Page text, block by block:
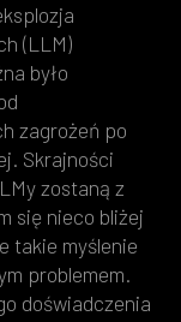
(LLM)
było
zagrożeń po
Skrajności
zostaną z
się nieco bliżej
takie myślenie
problemem.
doświadczenia